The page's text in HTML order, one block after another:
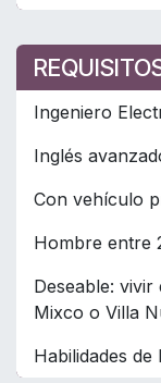
Ingeniero
Inglés
Con vehículo
Hombre entre
Deseable:
Mixco o Villa
Habilidades